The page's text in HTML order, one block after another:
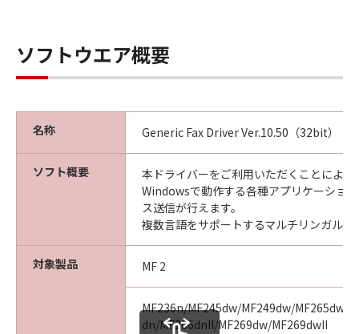
ソフトウエア概要
名称 Generic Fax Driver Ver.10.50（32bit）
ソフト概要
本ドライバーをご利用いただくことによ
Windowsで動作する各種アプリケーショ
ス送信が行えます。
複数言語をサポートするマルチリンガルド
対象製品 MF 2
MF236n/MF245dw/MF249dw/MF265dw/
dn/MF266dnII/MF269dw/MF269dwII